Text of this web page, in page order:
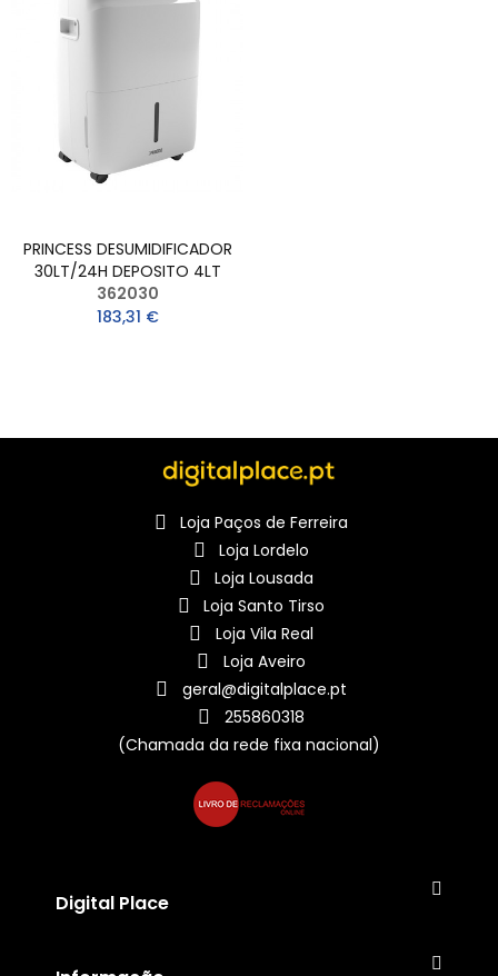
PRINCESS DESUMIDIFICADOR
30LT/24H DEPOSITO 4LT
362030
183,31 €
Loja Paços de Ferreira
Loja Lordelo
Loja Lousada
Loja Santo Tirso
Loja Vila Real
Loja Aveiro
geral@digitalplace.pt
255860318
(Chamada da rede fixa nacional)
Digital Place